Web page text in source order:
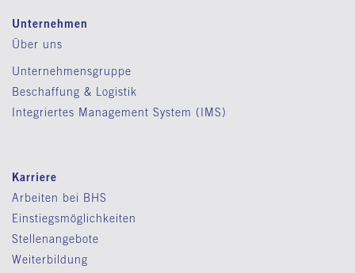
Unternehmen
Über uns
Unternehmensgruppe
Beschaffung & Logistik
Integriertes Management System (IMS)
Karriere
Arbeiten bei BHS
Einstiegsmöglichkeiten
Stellenangebote
Weiterbildung